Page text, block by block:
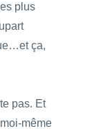
plus
ça,
pas. Et
même